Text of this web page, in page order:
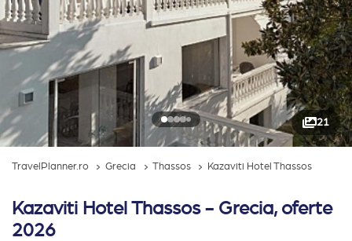
21
TravelPlanner.ro Grecia Thassos Kazaviti Hotel Thassos
Kazaviti Hotel Thassos - Grecia, oferte
2026